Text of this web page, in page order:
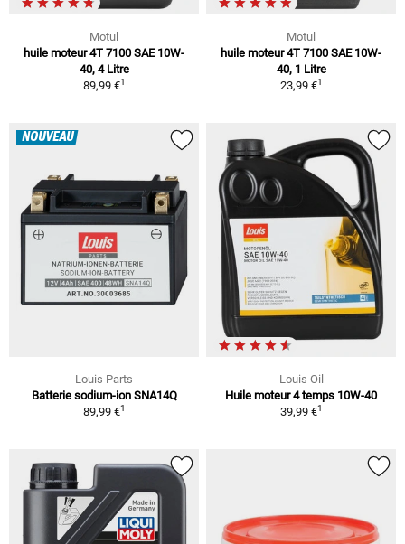
Motul
huile moteur 4T 7100 SAE 10W-
40, 4 Litre
89,99 €1
Motul
huile moteur 4T 7100 SAE 10W-
40, 1 Litre
23,99 €1
NOUVEAU
Louis Parts
Batterie sodium-ion SNA14Q
89,99 €1
Louis Oil
Huile moteur 4 temps 10W-40
39,99 €1